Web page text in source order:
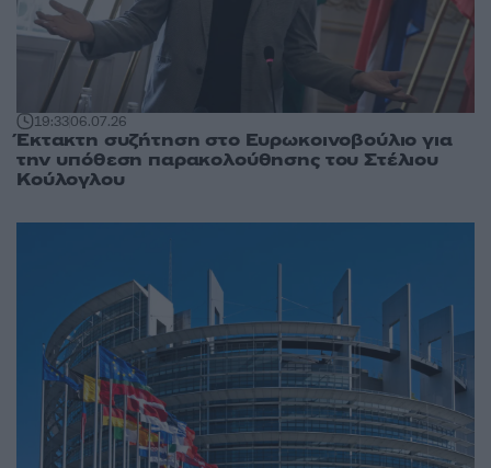
19:3306.07.26
Έκτακτη συζήτηση στο Ευρωκοινοβούλιο για
την υπόθεση παρακολούθησης του Στέλιου
Κούλογλου